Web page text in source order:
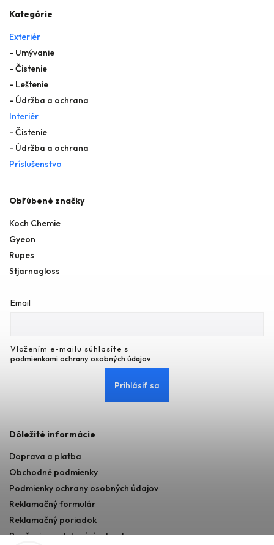
Kategórie
Exteriér
- Umývanie
- Čistenie
- Leštenie
- Údržba a ochrana
Interiér
- Čistenie
- Údržba a ochrana
Príslušenstvo
Obľúbené značky
Koch Chemie
Gyeon
Rupes
Stjarnagloss
Email
Vložením e-mailu súhlasíte s
podmienkami ochrany osobných údajov
Prihlásiť sa
Dôležité informácie
Doprava a platba
Obchodné podmienky
Podmienky ochrany osobných údajov
Reklamačný formulár
Reklamačný poriadok
Poučenie o odstupéní od zmluvy